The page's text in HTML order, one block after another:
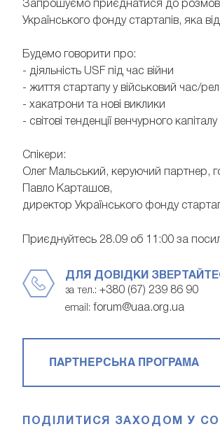
Запрошуємо приєднатися до
Українського фонду стартапів, яка
Будемо говорити про:
- діяльність USF під час війни
- життя стартапу у військовий час/
- хакатрони та нові виклики
- світові тенденції венчурного капіталу
Спікери:
Олег Мальський, керуючий партнер,
Павло Карташов,
директор Українського фонду
Приєднуйтесь 28.09 об 11:00 за
ДЛЯ ДОВІДКИ
за тел.: +380 (67) 239 86 90
email: forum@uaa.org.ua
ПАРТНЕРСЬКА ПРОГРАМА
ПОДІЛИТИСЯ ЗАХОДОМ У